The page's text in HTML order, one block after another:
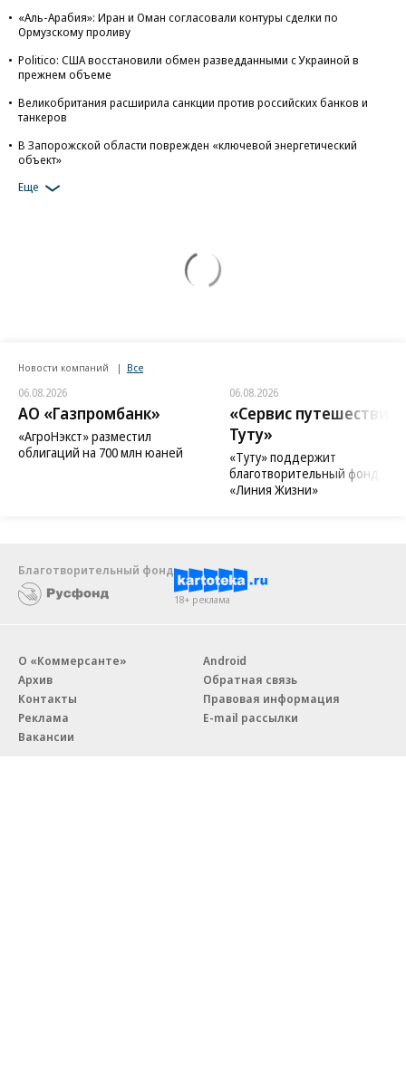
«Аль-Арабия»: Иран и Оман согласовали контуры сделки по
Ормузскому проливу
Politico: США восстановили обмен разведданными с Украиной в
прежнем объеме
Великобритания расширила санкции против российских банков и
танкеров
В Запорожской области поврежден «ключевой энергетический
объект»
Еще
Новости компаний Все
06.08.2026
АО «Газпромбанк»
«АгроНэкст» разместил
облигаций на 700 млн юаней
06.08.2026
«Сервис путешествий
Туту»
«Туту» поддержит
благотворительный фонд
«Линия Жизни»
Благотворительный фонд
18+ реклама
О «Коммерсанте»
Архив
Контакты
Реклама
Вакансии
Android
Обратная связь
Правовая информация
E-mail рассылки